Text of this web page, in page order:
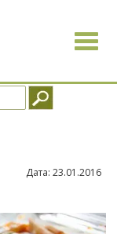
Toggle
Дата: 23.01.2016